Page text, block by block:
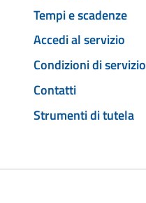
Tempi e scadenze
Accedi al servizio
Condizioni di servizio
Contatti
Strumenti di tutela